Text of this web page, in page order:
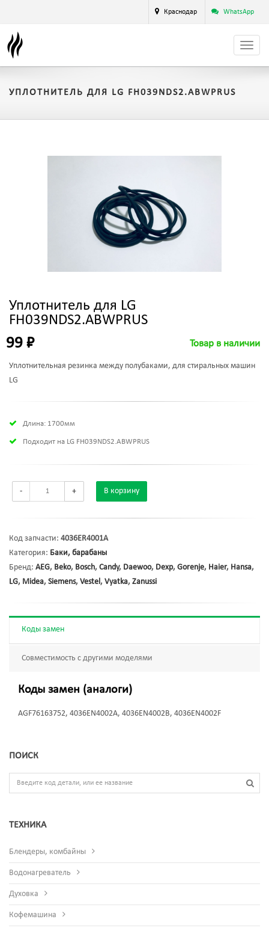
Краснодар WhatsApp
УПЛОТНИТЕЛЬ ДЛЯ LG FH039NDS2.ABWPRUS
Уплотнитель для LG
FH039NDS2.ABWPRUS
99 ₽ Товар в наличии
Уплотнительная резинка между полубаками, для стиральных машин
LG
Длина: 1700мм
Подходит на LG FH039NDS2.ABWPRUS
- + В корзину
Код запчасти: 4036ER4001A
Категория: Баки, барабаны
Бренд: AEG, Beko, Bosch, Candy, Daewoo, Dexp, Gorenje, Haier, Hansa,
LG, Midea, Siemens, Vestel, Vyatka, Zanussi
Коды замен
Совместимость с другими моделями
Коды замен (аналоги)
AGF76163752, 4036EN4002A, 4036EN4002B, 4036EN4002F
ПОИСК
ТЕХНИКА
Блендеры, комбайны
Водонагреватель
Духовка
Кофемашина